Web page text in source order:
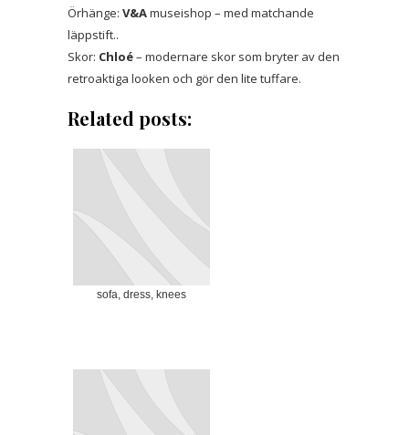
Örhänge: V&Amuseishop – med matchande
läppstift..
Skor: Chloé– modernare skor som bryter av den
retroaktiga looken och gör den lite tuffare.
Related posts:
sofa, dress, knees